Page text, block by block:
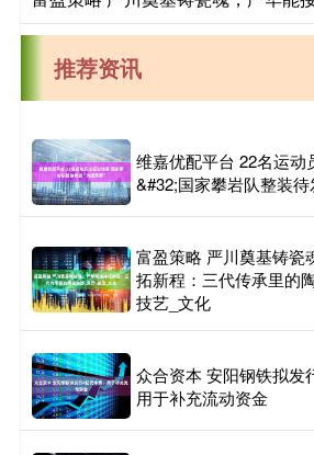
推荐资讯
维嘉优配平台 22名运动
&#32;国家攀岩队整装待
富盈策略 严川奠基铸瓷
拓新程：三代传承里的
技艺_文化
众合资本 安阳钢铁拟发
用于补充流动资金